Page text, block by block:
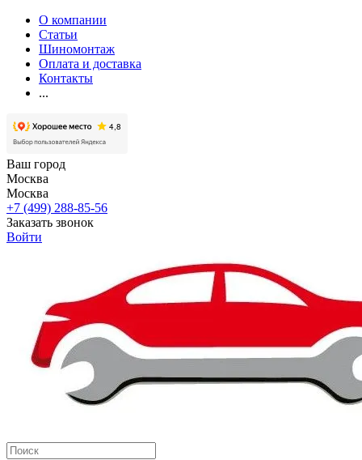
О компании
Статьи
Шиномонтаж
Оплата и доставка
Контакты
...
Ваш город
Москва
Москва
+7 (499) 288-85-56
Заказать звонок
Войти